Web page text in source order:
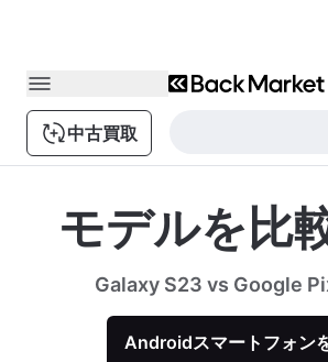
中古買取
モデルを比
Galaxy S23 vs Google
Androidスマートフォン